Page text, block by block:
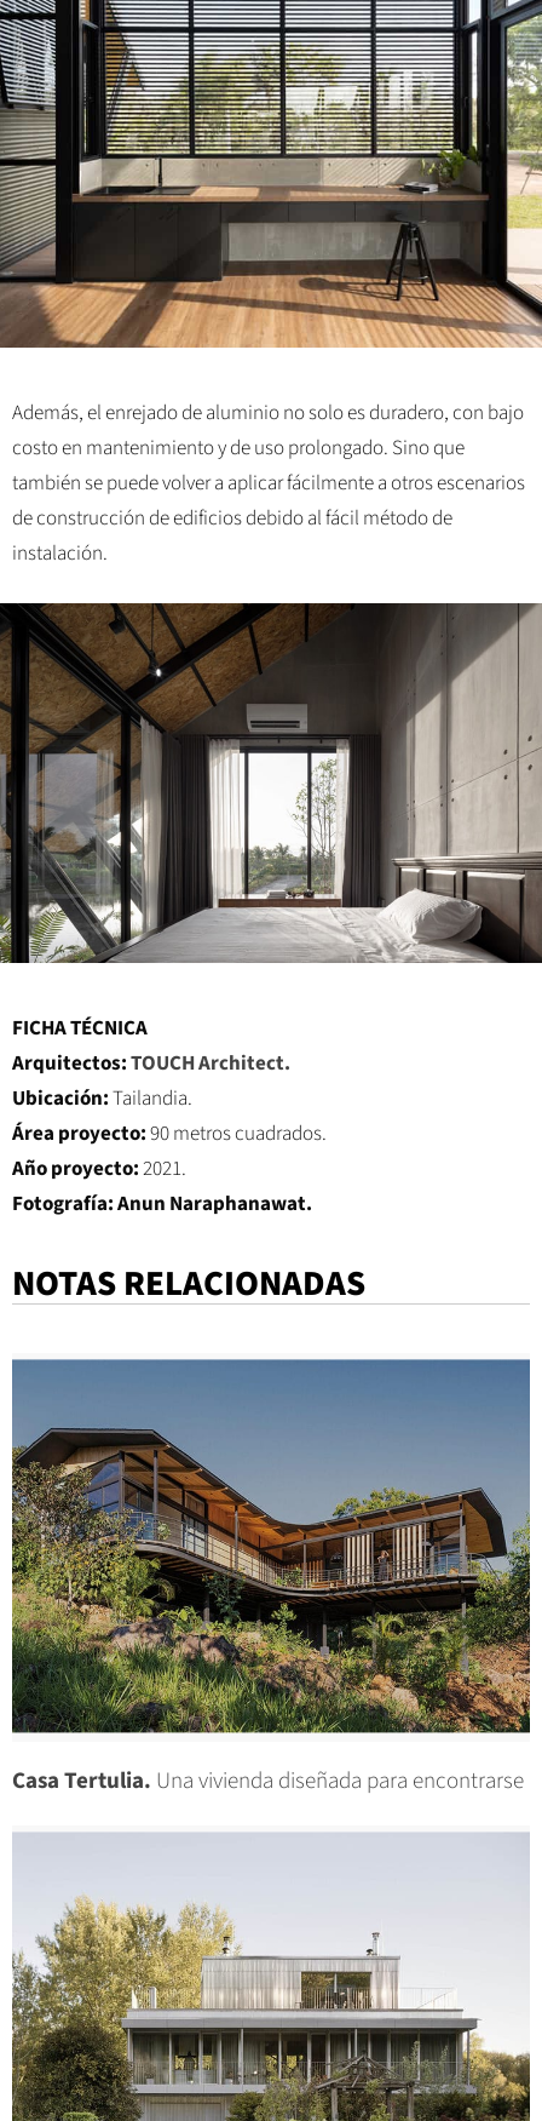
Además, el enrejado de aluminio no solo es duradero, con bajo
costo en mantenimiento y de uso prolongado. Sino que
también se puede volver a aplicar fácilmente a otros escenarios
de construcción de edificios debido al fácil método de
instalación.
FICHA TÉCNICA
Arquitectos:TOUCH Architect.
Ubicación:Tailandia.
Área proyecto:90 metros cuadrados.
Año proyecto:2021.
Fotografía:Anun Naraphanawat.
NOTAS RELACIONADAS
Casa Tertulia. Una vivienda diseñada para encontrarse